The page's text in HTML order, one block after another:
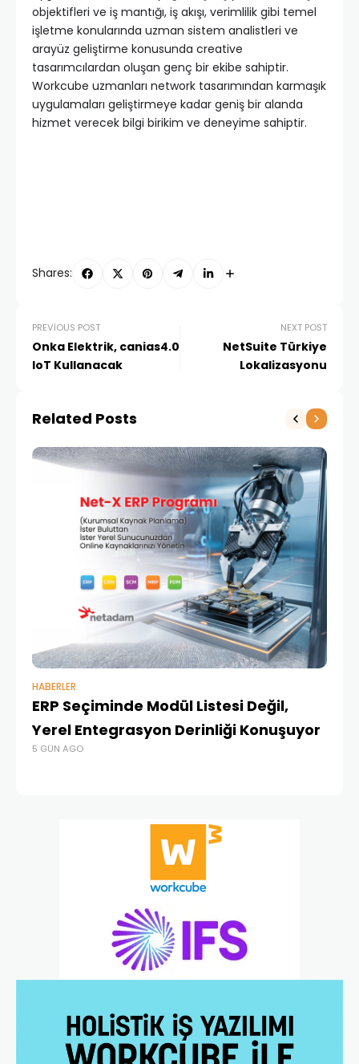
objektifleri ve iş mantığı, iş akışı, verimlilik gibi temel
işletme konularında uzman sistem analistleri ve
arayüz geliştirme konusunda creative
tasarımcılardan oluşan genç bir ekibe sahiptir.
Workcube uzmanları network tasarımından karmaşık
uygulamaları geliştirmeye kadar geniş bir alanda
hizmet verecek bilgi birikim ve deneyime sahiptir.
Shares:
PREVIOUS POST
Onka Elektrik, canias4.0
IoT Kullanacak
NEXT POST
NetSuite Türkiye
Lokalizasyonu
Related Posts
HABERLER
ERP Seçiminde Modül Listesi Değil,
Yerel Entegrasyon Derinliği Konuşuyor
5 GÜN AGO